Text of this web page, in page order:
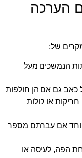
הערכה
של:
הנמשכים מעל
כאב גם אם הן חולפות
חריקות או קולות
אם עברתם מספר
הפה, לעיסה או